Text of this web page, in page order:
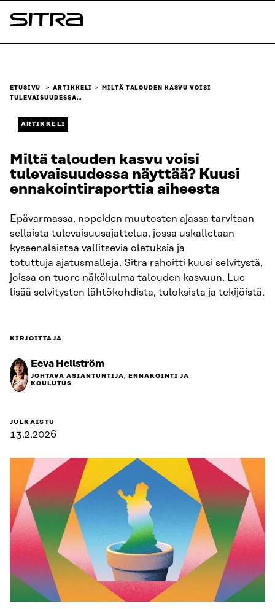
Siirry
suoraan
Sitra
ETUSIVU ARTIKKELI
MILTÄ TALOUDEN KASVU VOISI
TULEVAISUUDESSA…
ARTIKKELI
Miltä talouden kasvu voisi
tulevaisuudessa näyttää? Kuusi
ennakointiraporttia aiheesta
Epävarmassa, nopeiden muutosten ajassa tarvitaan
sellaista tulevaisuusajattelua, jossa uskalletaan
kyseenalaistaa vallitsevia oletuksia ja
totuttuja ajatusmalleja. Sitra rahoitti kuusi selvitystä,
joissa on tuore näkökulma talouden kasvuun. Lue
lisää selvitysten lähtökohdista, tuloksista ja tekijöistä.
KIRJOITTAJA
Eeva Hellström
JOHTAVA ASIANTUNTIJA, ENNAKOINTI JA
KOULUTUS
JULKAISTU
13.2.2026